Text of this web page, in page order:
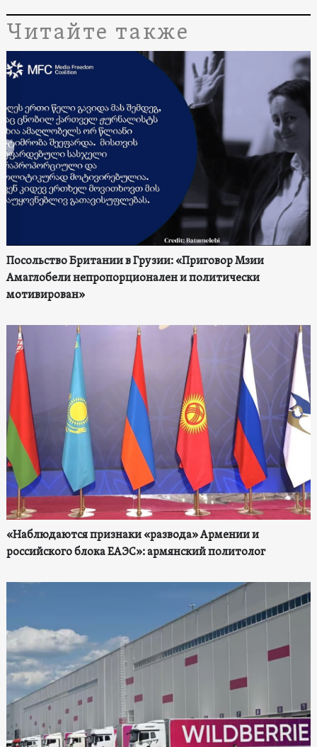
Читайте также
Посольство Британии в Грузии: «Приговор Мзии
Амаглобели непропорционален и политически
мотивирован»
«Наблюдаются признаки «развода» Армении и
российского блока ЕАЭС»: армянский политолог